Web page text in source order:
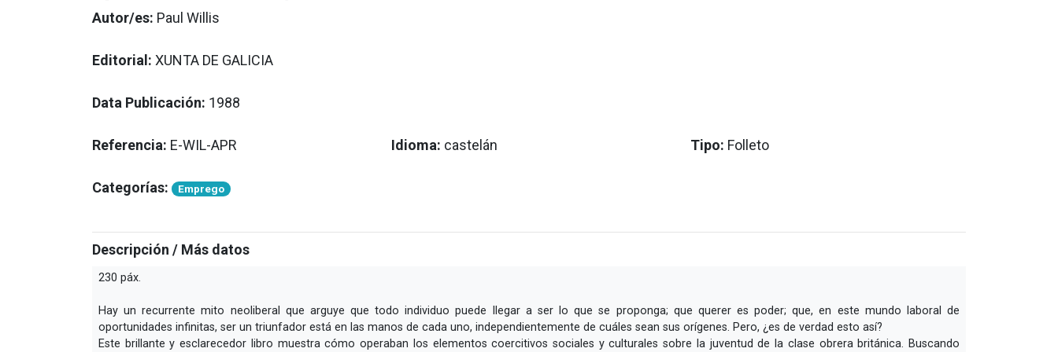
Autor/es: Paul Willis
Editorial: XUNTA DE GALICIA
Data Publicación: 1988
Referencia: E-WIL-APR Idioma: castelán Tipo: Folleto
Categorías: Emprego
Descripción / Más datos
230 páx.
Hay un recurrente mito neoliberal que arguye que todo individuo puede llegar a ser lo que se proponga; que querer es poder; que, en este mundo laboral de
oportunidades infinitas, ser un triunfador está en las manos de cada uno, independientemente de cuáles sean sus orígenes. Pero, ¿es de verdad esto así?
Este brillante y esclarecedor libro muestra cómo operaban los elementos coercitivos sociales y culturales sobre la juventud de la clase obrera británica. Buscando